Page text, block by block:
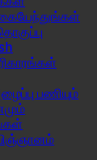
பணியும்